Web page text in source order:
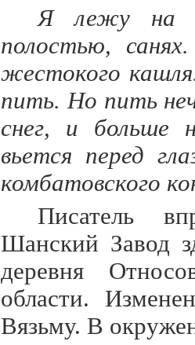
Я лежу на
полостью,
жестокого
пить. Но пить
снег, и больше
вьется перед
комбатовского
Писатель
Шанский Завод
деревня
области.
Вязьму. В